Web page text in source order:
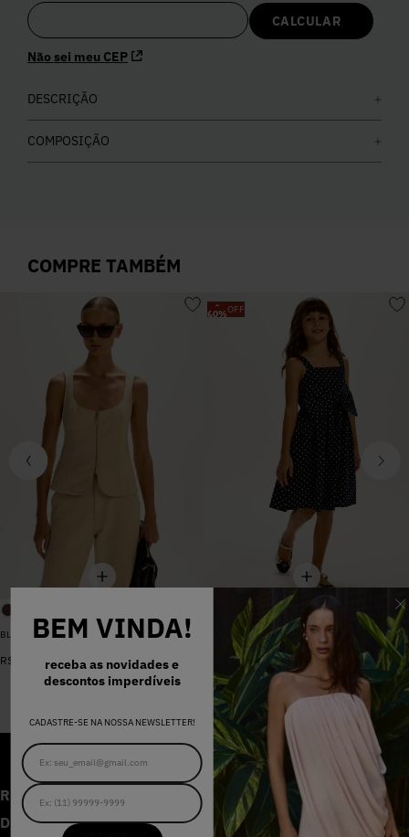
BEM VINDA!
receba as novidades e
descontos imperdíveis
CADASTRE-SE NA NOSSA NEWSLETTER!
Não sei meu CEP
DESCRIÇÃO
COMPOSIÇÃO
COMPRE TAMBÉM
BLUSA SARJA LARA PEROLA
R$ 00
-
60%OFF
VESTIDO MADALENA AZUL MARINHO DOT
R$ 398 00
R$ 159,20
RECEBA AS NOVIDADES E
DESCONTOS IMPERDÍVEIS
6º Colete
7º Vestidos
Calça Jeans
10º Vestido Branco